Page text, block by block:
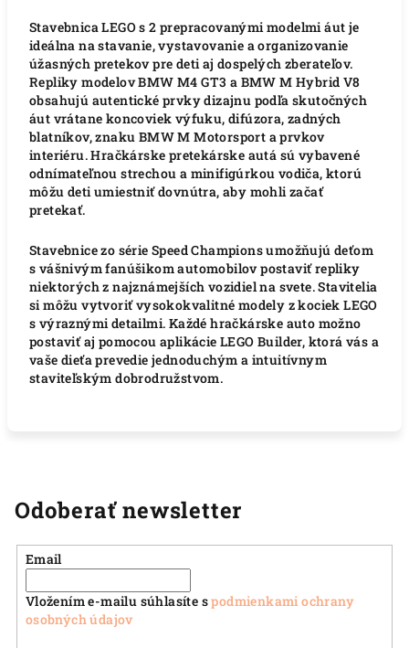
Stavebnica LEGO s 2 prepracovanými modelmi áut je
ideálna na stavanie, vystavovanie a organizovanie
úžasných pretekov pre deti aj dospelých zberateľov.
Repliky modelov BMW M4 GT3 a BMW M Hybrid V8
obsahujú autentické prvky dizajnu podľa skutočných
áut vrátane koncoviek výfuku, difúzora, zadných
blatníkov, znaku BMW M Motorsport a prvkov
interiéru. Hračkárske pretekárske autá sú vybavené
odnímateľnou strechou a minifigúrkou vodiča, ktorú
môžu deti umiestniť dovnútra, aby mohli začať
pretekať.
Stavebnice zo série Speed ​​​​​​​​​​​Champions umožňujú deťom
s vášnivým fanúšikom automobilov postaviť repliky
niektorých z najznámejších vozidiel na svete.Stavitelia
si môžu vytvoriť vysokokvalitné modely z kociek LEGO
s výraznými detailmi. Každé hračkárske auto možno
postaviť aj pomocou aplikácie LEGO Builder, ktorá vás a
vaše dieťa prevedie jednoduchým a intuitívnym
staviteľským dobrodružstvom.
Odoberať newsletter
Email
Vložením e-mailu súhlasíte spodmienkami ochrany
osobných údajov